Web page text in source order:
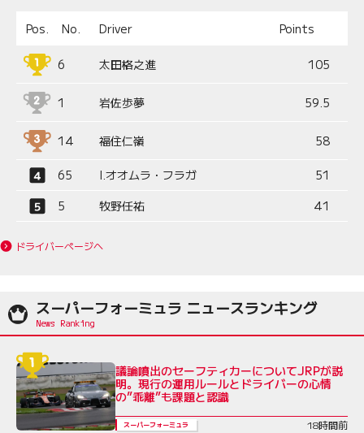
Pos. No. Driver Points
6 太田格之進 105
1 岩佐歩夢 59.5
14 福住仁嶺 58
65 I.オオムラ・フラガ
51
5
牧野任祐 41
ドライバーページへ
スーパーフォーミュラ ニュースランキング
議論噴出のセーフティカーについてJRPが説
明。現行の運用ルールとドライバーの心情
の”乖離”も課題と認識
スーパーフォーミュラ 18時間前